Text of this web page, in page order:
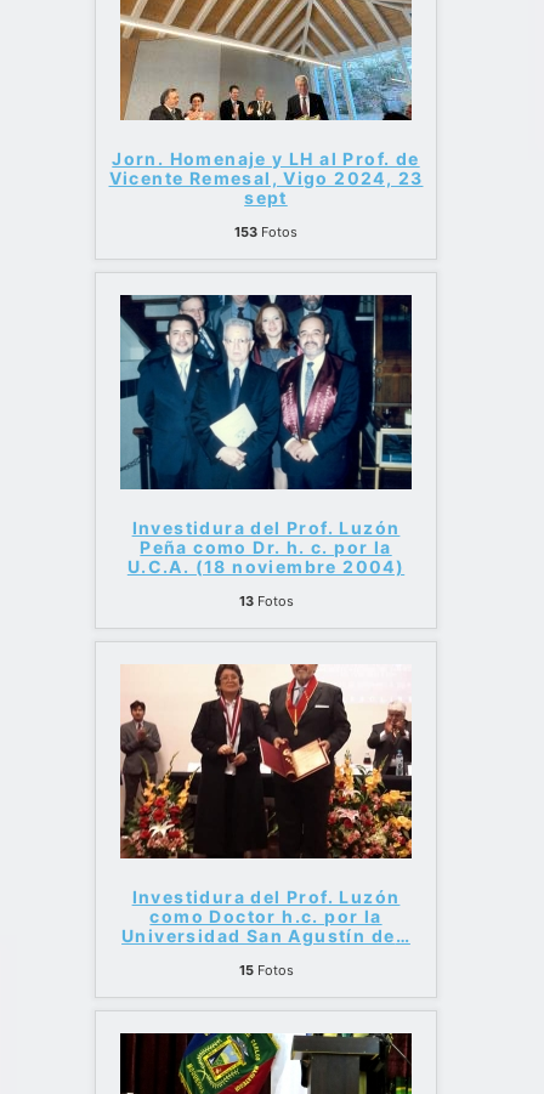
Jorn. Homenaje y LH al Prof. de
Vicente Remesal, Vigo 2024, 23
sept
153 Fotos
Investidura del Prof. Luzón
Peña como Dr. h. c. por la
U.C.A. (18 noviembre 2004)
13Fotos
Investidura del Prof. Luzón
como Doctor h.c. por la
Universidad San Agustín de…
15Fotos